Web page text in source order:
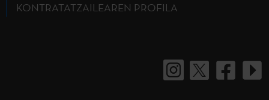
KONTRATATZAILEAREN PROFILA